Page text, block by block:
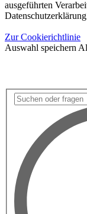
ausgeführten
Zur Cookierichtlinie
Auswahl speichern